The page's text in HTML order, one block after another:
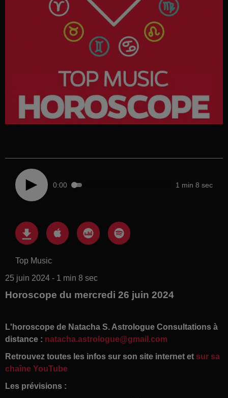
0:00 1 min 8 sec
Top Music
25 juin 2024 - 1 min 8 sec
Horoscope du mercredi 26 juin 2024
L'horoscope de Natacha S. Astrologue Consultations à
distance : natacha.astrologue@gmail.com
Retrouvez toutes les infos sur son site internet et sur sa
chaîne YouTube
Les prévisions :